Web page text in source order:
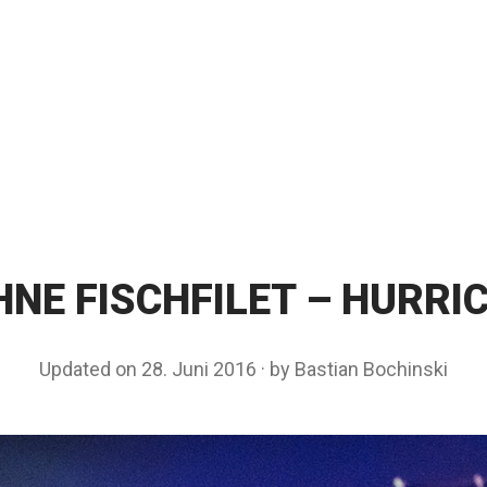
FISCHFILET –
Updated on 28. Juni 2016 2
J
u
n
by Bastian Bochinski